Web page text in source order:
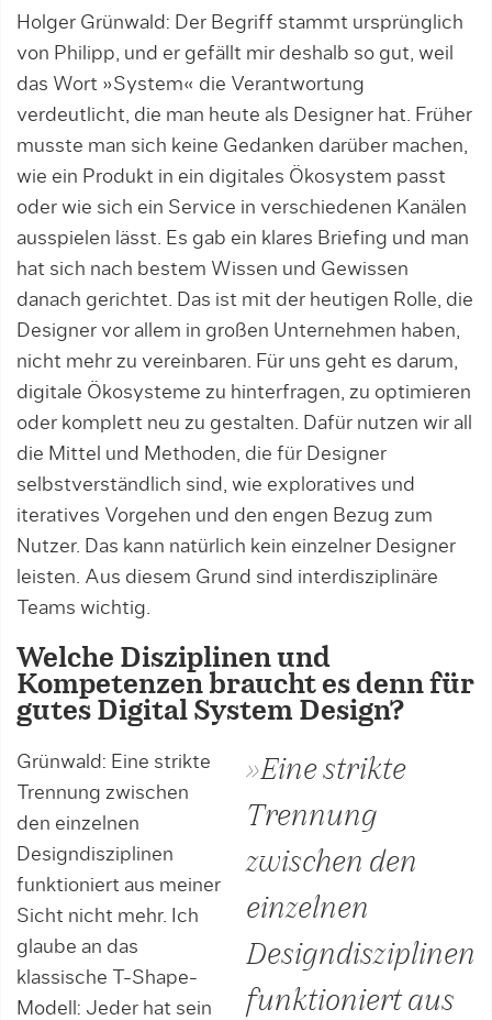
Holger Grünwald: Der Begriff stammt ursprünglich
von Philipp, und er gefällt mir deshalb so gut, weil
das Wort »System« die Verantwortung
verdeutlicht, die man heute als Designer hat. Früher
musste man sich keine Gedanken darüber machen,
wie ein Produkt in ein digitales Ökosystem passt
oder wie sich ein Service in verschiedenen Kanälen
ausspielen lässt. Es gab ein klares Briefing und man
hat sich nach bestem Wissen und Gewissen
danach gerichtet. Das ist mit der heutigen Rolle, die
Designer vor allem in großen Unternehmen haben,
nicht mehr zu vereinbaren. Für uns geht es darum,
digitale Ökosysteme zu hinterfragen, zu optimieren
oder komplett neu zu gestalten. Dafür nutzen wir all
die Mittel und Methoden, die für Designer
selbstverständlich sind, wie exploratives und
iteratives Vorgehen und den engen Bezug zum
Nutzer. Das kann natürlich kein einzelner Designer
leisten. Aus diesem Grund sind interdisziplinäre
Teams wichtig.
Welche Disziplinen und
Kompetenzen braucht es denn für
gutes Digital System Design?
»Eine strikte
Trennung
zwischen den
einzelnen
Designdisziplinen
funktioniert aus
Grünwald: Eine strikte
Trennung zwischen
den einzelnen
Designdisziplinen
funktioniert aus meiner
Sicht nicht mehr. Ich
glaube an das
klassische T-Shape-
Modell: Jeder hat sein